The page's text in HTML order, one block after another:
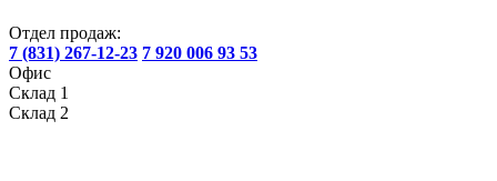
Отдел продаж:
7 (831) 267-12-23 7 920 006 93 53
Офис
Склад 1
Склад 2